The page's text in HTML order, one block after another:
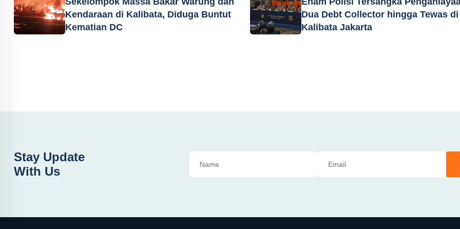
Kendaraan di Kalibata, Diduga Buntut
Kematian DC
Dua Debt Collector hingga Tewas di
Kalibata Jakarta
Stay Update
With Us